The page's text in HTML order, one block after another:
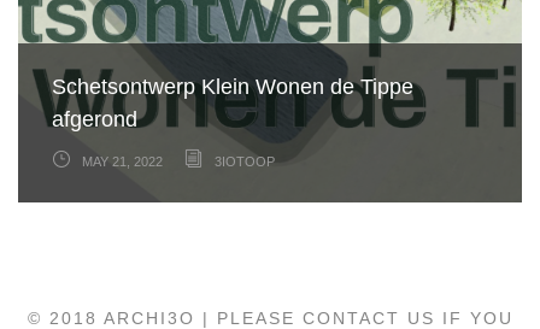
Schetsontwerp Klein Wonen de Tippe
afgerond
MAY 21, 2022 3IOTOOP
Eerste blik op de gevels
MAY 11, 2022 3IOTOOP
Zelf bouwen met stro
MAY 11, 2022 3IOTOOP
© 2018 ARCHI3O | PLEASE CONTACT US IF YOU